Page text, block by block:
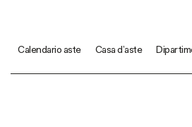
Calendario aste Casa d'aste